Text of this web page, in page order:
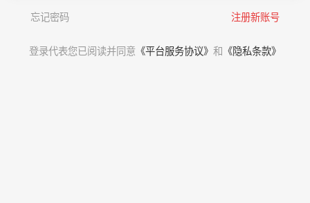
忘记密码 注册新账号
登录代表您已阅读并同意 《平台服务协议》 和 《隐私条款》